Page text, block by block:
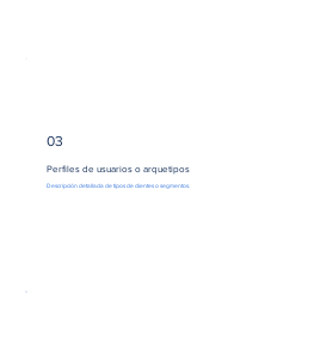
03
Perfiles de usuarios o arquetipos
Descripción detallada de tipos de clientes o segmentos.